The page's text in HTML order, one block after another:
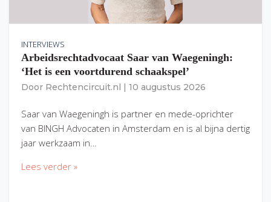
INTERVIEWS
Arbeidsrechtadvocaat Saar van Waegeningh:
‘Het is een voortdurend schaakspel’
Door Rechtencircuit.nl 10 augustus 2026
Saar van Waegeningh is partner en mede-oprichter
van BINGH Advocaten in Amsterdam en is al bijna dertig
jaar werkzaam in…
Lees verder »